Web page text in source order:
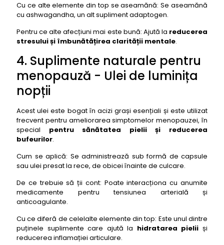
Cu ce alte elemente din top se aseamănă: Se aseamănă
cu ashwagandha, un alt supliment adaptogen.
Pentru ce alte afecțiuni mai este bună: Ajută la reducerea
stresului și îmbunătățirea clarității mentale.
4. Suplimente naturale pentru
menopauză - Ulei de luminița
nopții
Acest ulei este bogat în acizi grași esențiali și este utilizat
frecvent pentru ameliorarea simptomelor menopauzei, în
special pentru sănătatea pielii și reducerea
bufeurilor.
Cum se aplică: Se administrează sub formă de capsule
sau ulei presat la rece, de obicei înainte de culcare.
De ce trebuie să ții cont: Poate interacționa cu anumite
medicamente pentru tensiunea arterială și
anticoagulante.
Cu ce diferă de celelalte elemente din top: Este unul dintre
puținele suplimente care ajută la hidratarea pielii și
reducerea inflamației articulare.